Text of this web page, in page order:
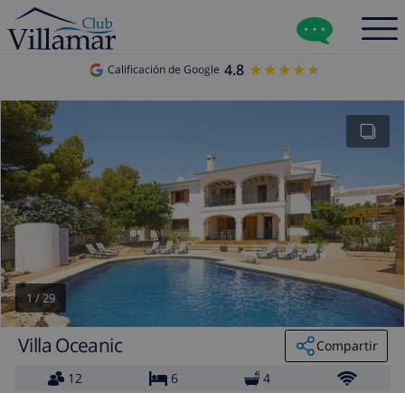
Calificación de Google 4.8 ★★★★★
★★★★★
1 /29
Villa Oceanic
Compartir
12
6 4